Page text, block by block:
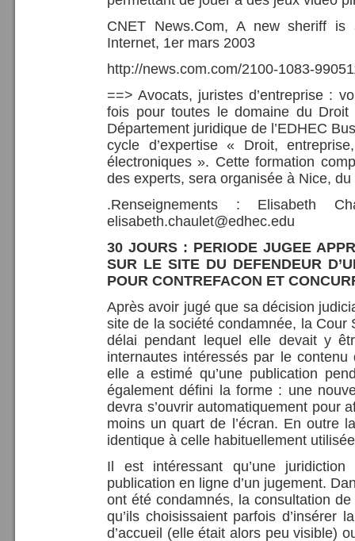
CNET News.Com, A new sheriff
Internet, 1er mars 2003
http://news.com.com/2100-1083-
==> Avocats, juristes d’entreprise :
fois pour toutes le domaine du
Département juridique de l’EDHEC
cycle d’expertise « Droit,
électroniques ». Cette formation
des experts, sera organisée à Nice,
.Renseignements :
elisabeth.chaulet@edhec.edu
30 JOURS : PERIODE JUGEE
SUR LE SITE DU DEFENDEUR
POUR CONTREFACON ET
Après avoir jugé que sa décision
site de la société condamnée, la
délai pendant lequel elle devait y
internautes intéressés par le contenu
elle a estimé qu’une publication
également défini la forme : une
devra s’ouvrir automatiquement pour
moins un quart de l’écran. En outre
identique à celle habituellement
Il est intéressant qu’une
publication en ligne d’un jugement.
ont été condamnés, la consultation
qu’ils choisissaient parfois d’insérer
d’accueil (elle était alors peu visible)